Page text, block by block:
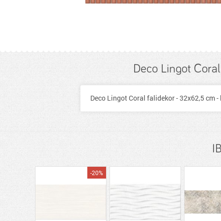
Deco Lingot
Deco Lingot Coral falidekor - 32x62,5 cm
-20%